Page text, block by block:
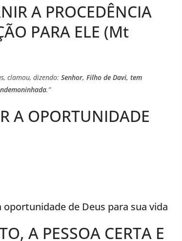
volume.
A PROCEDÊNCIA
PARA ELE (Mt
clamou, dizendo: Senhor, Filho de Davi, tem
.”
A OPORTUNIDADE
de Deus para sua vida
A PESSOA CERTA E